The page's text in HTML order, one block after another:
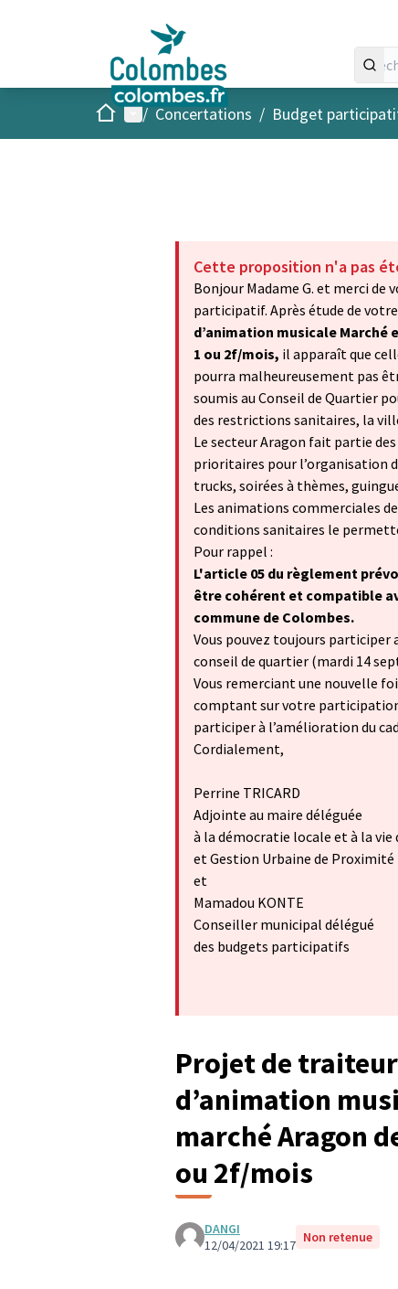
AccueilMenu principal
/ Concertations / Budget
Cette proposition n'a pas
Bonjour Madame G. et merci
participatif. Après étude de
d’animation musicale Marché
1 ou 2f/mois, il apparaît que
pourra malheureusement pas
soumis au Conseil de Quartier
des restrictions sanitaires, la
Le secteur Aragon fait partie
prioritaires pour l’organisation
trucks, soirées à thèmes,
Les animations commerciales
conditions sanitaires le
Pour rappel :
L'article 05 du règlement
être cohérent et compatible
commune de Colombes.
Vous pouvez toujours
conseil de quartier (mardi 14
Vous remerciant une nouvelle
comptant sur votre participation
participer à l’amélioration du
Cordialement,
Perrine TRICARD
Adjointe au maire déléguée
à la démocratie locale et à la vie
et Gestion Urbaine de Proximité
et
Mamadou KONTE
Conseiller municipal délégué
des budgets participatifs
Projet de
d’animation
marché Aragon
ou 2f/mois
DANGI
12/04/2021 19:17 Non retenue